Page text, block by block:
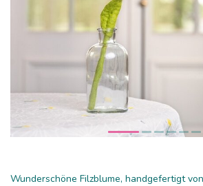
Wunderschöne Filzblume, handgefertigt